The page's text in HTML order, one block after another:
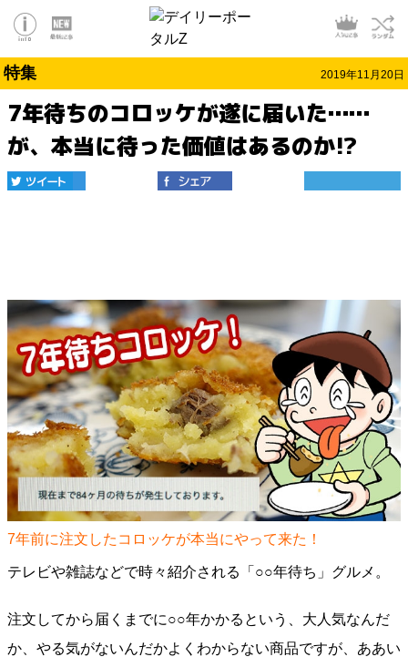
特集 2019年11月20日
7年待ちのコロッケが遂に届いた……
が、本当に待った価値はあるのか!?
7年前に注文したコロッケが本当にやって来た！
テレビや雑誌などで時々紹介される「○○年待ち」グルメ。
注文してから届くまでに○○年かかるという、大人気なんだ
か、やる気がないんだかよくわからない商品ですが、ああい